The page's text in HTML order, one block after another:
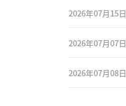
2026年07月15日
2026年07月07日
2026年07月08日